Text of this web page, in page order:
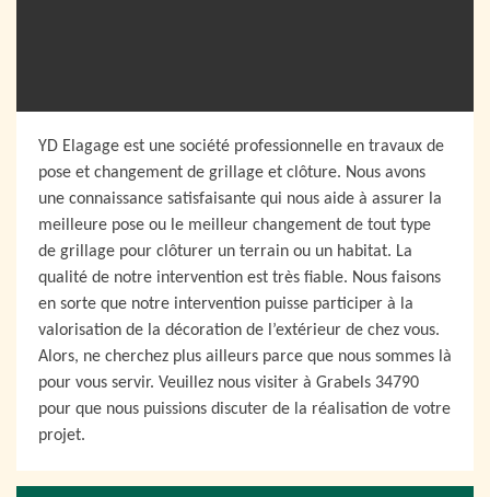
YD Elagage est une société professionnelle en travaux de
pose et changement de grillage et clôture. Nous avons
une connaissance satisfaisante qui nous aide à assurer la
meilleure pose ou le meilleur changement de tout type
de grillage pour clôturer un terrain ou un habitat. La
qualité de notre intervention est très fiable. Nous faisons
en sorte que notre intervention puisse participer à la
valorisation de la décoration de l’extérieur de chez vous.
Alors, ne cherchez plus ailleurs parce que nous sommes là
pour vous servir. Veuillez nous visiter à Grabels 34790
pour que nous puissions discuter de la réalisation de votre
projet.